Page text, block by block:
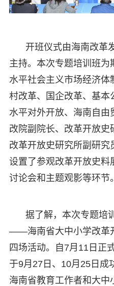
开班仪式由海南改革
主持。本次专题培训班为
水平社会主义市场经济体
村改革、国企改革、基本
水平对外开放、海南自由
改院副院长、改革开放
改革开放史研究所副研究
设置了参观改革开放史料
讨论会和主题观影等环节。
据了解，本次专题培
——海南省大中小学改革
四场活动。自7月11日正
于9月27日、10月25日成
海南省教育工作者和大